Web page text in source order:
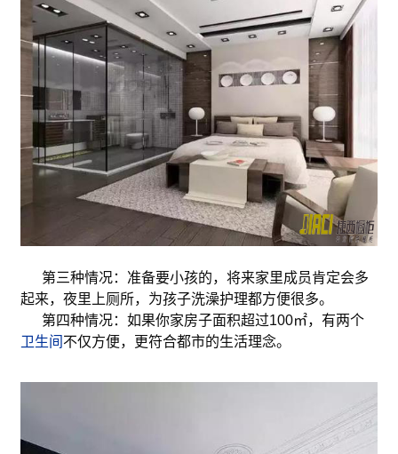
第三种情况：准备要小孩的，将来家里成员肯定会多
起来，夜里上厕所，为孩子洗澡护理都方便很多。
第四种情况：如果你家房子面积超过100㎡，有两个
卫生间 不仅方便，更符合都市的生活理念。